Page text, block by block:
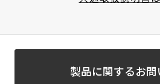
製品に関するお